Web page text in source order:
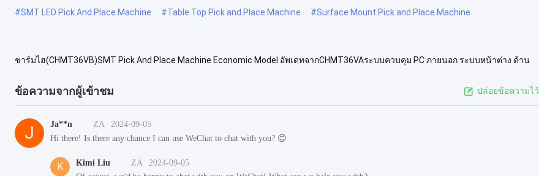
#SMT LED Pick And Place Machine #Table Top Pick and Place Machine #Surface Mount Pick and Place Machine
ชาร์มไฮ(CHMT36VB)SMT Pick And Place Machine Economic Model อัพเดทจากCHMT36VAระบบควบคุม PC ภายนอก ระบบหน้าต่าง ด้าน
ข้อความจากผู้เข้าชม ปล่อยข้อความไว้
J Ja**n ZA
2024-09-05
Hi there! Is there any chance I can use WeChat to chat with you? 😊
K Kimi Liu ZA
2024-09-05